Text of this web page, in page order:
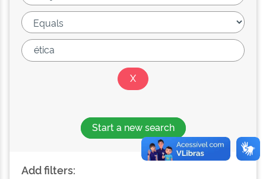
Start a new search
Add filters: